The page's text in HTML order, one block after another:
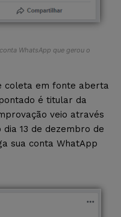
WhatsApp que gerou o
coleta em fonte aberta
é titular da
veio através
13 de dezembro de
sua conta WhatApp